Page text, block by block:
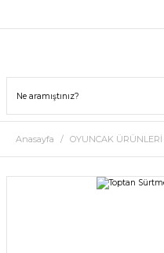
Anasayfa OYUNCAK ÜRÜNLERİ